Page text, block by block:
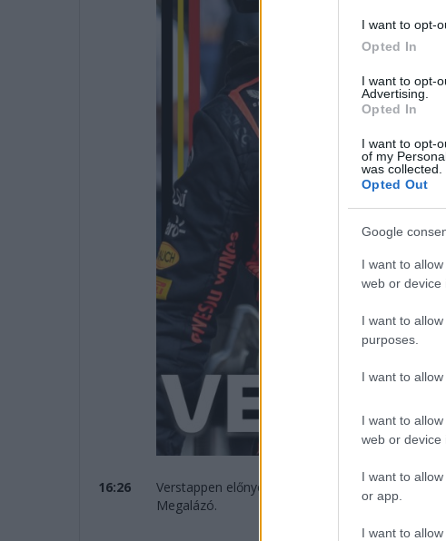
I want to opt-
Opted In
I want to opt-
Advertising.
Opted In
I want to opt-
of my
was collected.
Opted Out
Google
I want to
web or device
I want to
purposes.
I want to
I want to
web or device
I want to
or app.
I want to
16:26
Verstappen előnye 22 másodperc úgy, hogy a
Megalázó.